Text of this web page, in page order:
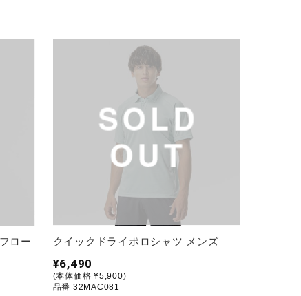
ロー
クイックドライポロシャツ メンズ
¥6,490
(本体価格 ¥5,900)
品番 32MAC081